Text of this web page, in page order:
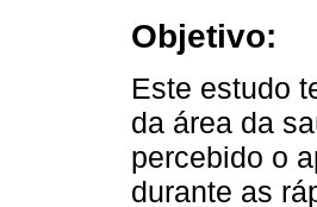
Objetivo:
Este estudo
da área da
percebido o
durante as